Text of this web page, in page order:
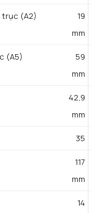
trục (A2)
19
mm
(A5)
59
mm
42,9
mm
35
117
mm
14